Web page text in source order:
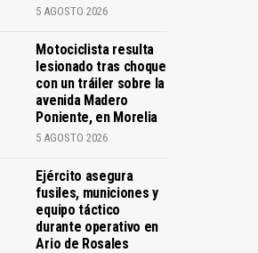
5 AGOSTO 2026
Motociclista resulta
lesionado tras choque
con un tráiler sobre la
avenida Madero
Poniente, en Morelia
5 AGOSTO 2026
Ejército asegura
fusiles, municiones y
equipo táctico
durante operativo en
Ario de Rosales